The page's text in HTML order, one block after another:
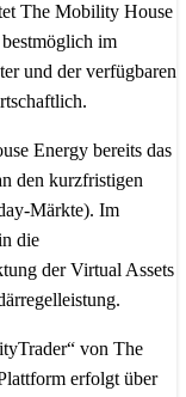
The Mobility House
im
und der verfügbaren
Energy bereits das
den kurzfristigen
Märkte). Im
die
der Virtual Assets
von The
erfolgt über